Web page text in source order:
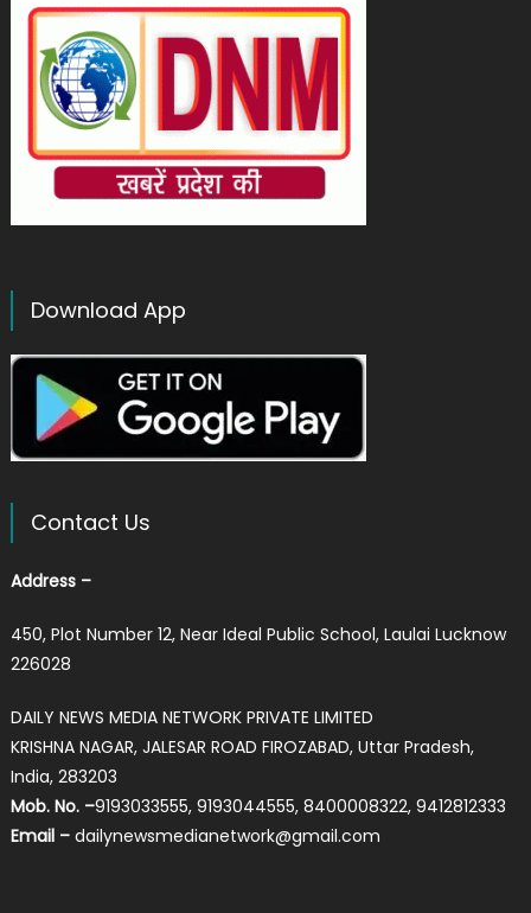
Download App
Contact Us
Address –
450, Plot Number 12, Near Ideal Public School, Laulai Lucknow
226028
DAILY NEWS MEDIA NETWORK PRIVATE LIMITED
KRISHNA NAGAR, JALESAR ROAD FIROZABAD, Uttar Pradesh,
India, 283203
Mob. No. –9193033555, 9193044555, 8400008322, 9412812333
Email – dailynewsmedianetwork@gmail.com